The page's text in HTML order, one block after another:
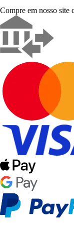
Compre em nosso site